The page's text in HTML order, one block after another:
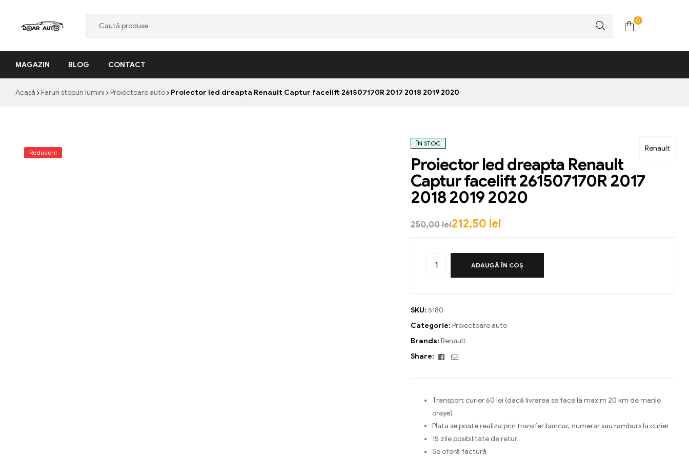
Auto
"Nascut
profesionalism"
0
MAGAZIN BLOG CONTACT
Acasă Faruri stopuri lumini Proiectoare auto Proiector led dreapta Renault Captur facelift 261507170R 2017 2018 2019 2020
Reduceri! Renault
ÎN STOC
Proiector led dreapta Renault
Captur facelift 261507170R 2017
2018 2019 2020
250,00lei212,50 lei
ADAUGĂ ÎN COȘ
SKU: 5180
Categorie: Proiectoare auto
Brands: Renault
Share:
Facebook
Email
Transport curier 60 lei (dacă livrarea se face la maxim 20 km de marile
orașe)
Plata se poate realiza prin transfer bancar, numerar sau ramburs la curier
15 zile posibilitate de retur
Se oferă factură